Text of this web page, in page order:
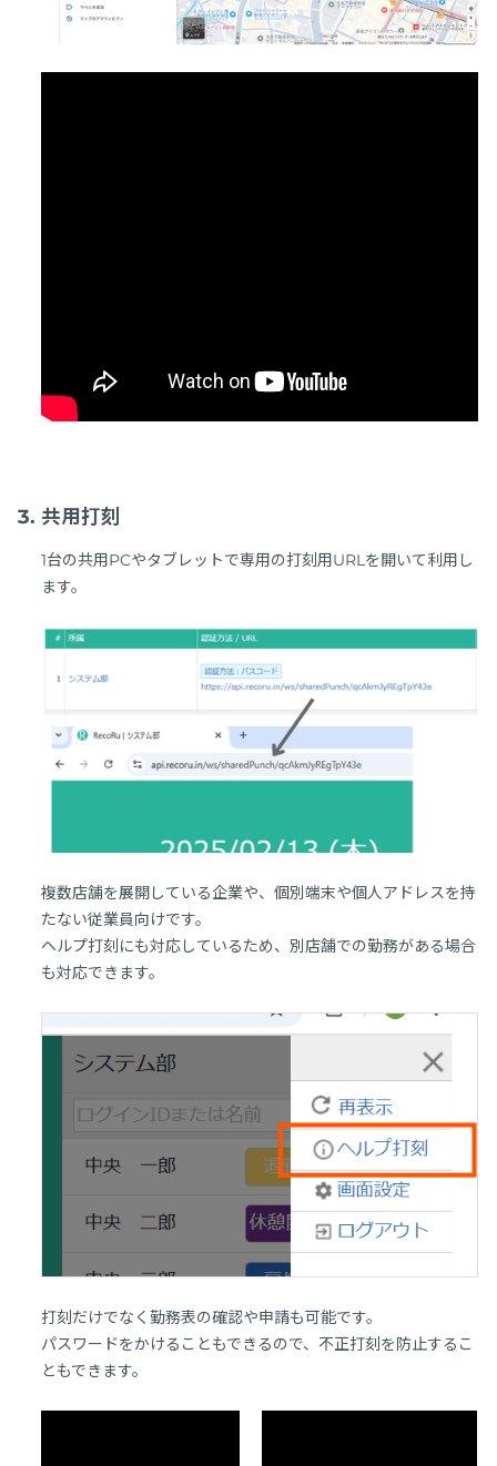
共用打刻
1台の共用PCやタブレットで専用の打刻用URLを開いて利用し
ます。
複数店舗を展開している企業や、個別端末や個人アドレスを持
たない従業員向けです。
ヘルプ打刻にも対応しているため、別店舗での勤務がある場合
も対応できます。
打刻だけでなく勤務表の確認や申請も可能です。
パスワードをかけることもできるので、不正打刻を防止するこ
ともできます。